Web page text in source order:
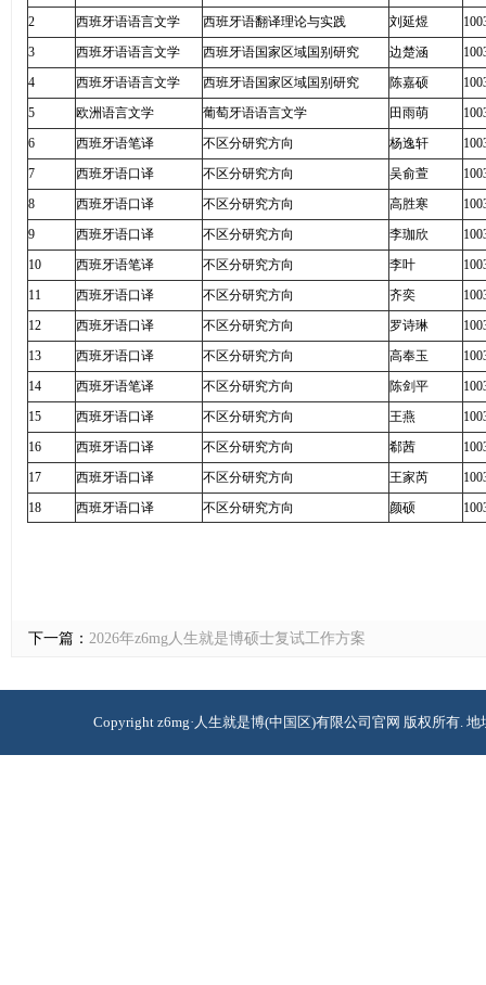
2
西班牙语语言文学 西班牙语翻译理论与实践 刘延煜
3
西班牙语语言文学 西班牙语国家区域国别研究 边楚涵
4
西班牙语语言文学 西班牙语国家区域国别研究 陈嘉硕
5
欧洲语言文学 葡萄牙语语言文学 田雨萌
6
西班牙语笔译 不区分研究方向 杨逸轩
7
西班牙语口译 不区分研究方向 吴俞萱
8
西班牙语口译 不区分研究方向 高胜寒
9
西班牙语口译 不区分研究方向 李珈欣
10
西班牙语笔译 不区分研究方向 李叶
11
西班牙语口译 不区分研究方向 齐奕
12
西班牙语口译 不区分研究方向 罗诗琳
13
西班牙语口译 不区分研究方向 高奉玉
14
西班牙语笔译 不区分研究方向 陈剑平
15
西班牙语口译 不区分研究方向 王燕
16
西班牙语口译 不区分研究方向 郗茜
17
西班牙语口译 不区分研究方向 王家芮
18
西班牙语口译 不区分研究方向 颜硕
下一篇： 2026年​z6mg人生就是博硕士复试工作方案
Copyright z6mg·人生就是博(中国区)有限公司官网 版权所有.